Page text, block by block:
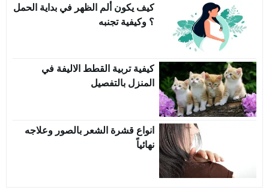
كيف يكون ألم الظهر في بداية الحمل
؟ وكيفية تجنبه
كيفية تربية القطط الاليفة في
المنزل بالتفصيل
انواع قشرة الشعر بالصور وعلاجه
نهائياً